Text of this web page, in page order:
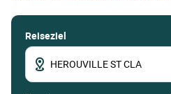
Reiseziel